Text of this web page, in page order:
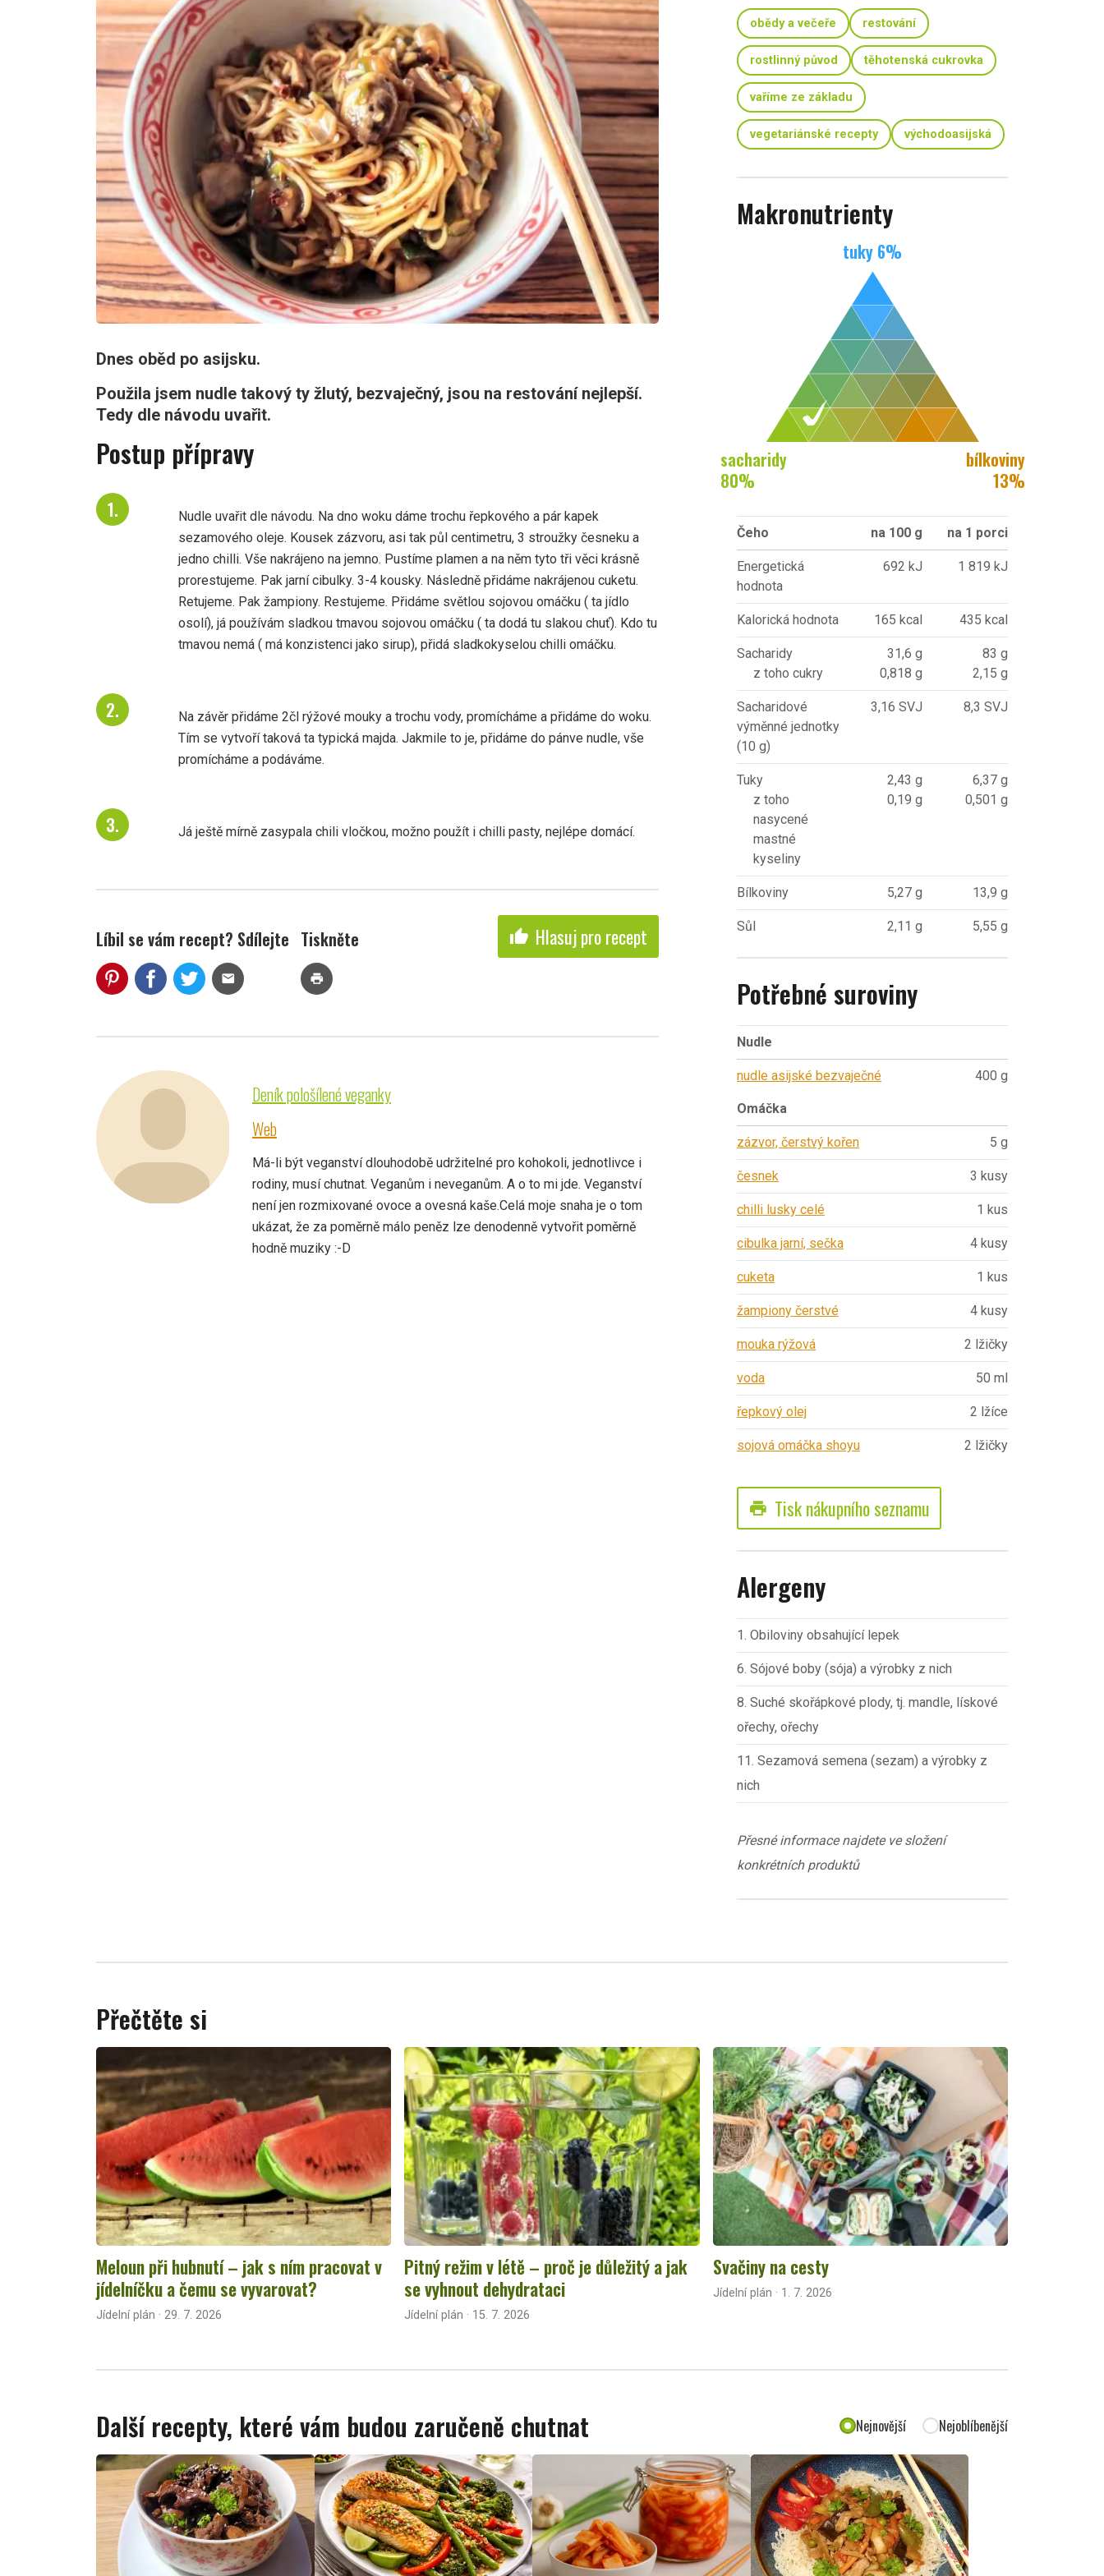
Dnes oběd po asijsku.
Použila jsem nudle takový ty žlutý, bezvaječný, jsou na restování nejlepší.
Tedy dle návodu uvařit.
Postup přípravy
Nudle uvařit dle návodu. Na dno woku dáme trochu řepkového a pár kapek
sezamového oleje. Kousek zázvoru, asi tak půl centimetru, 3 stroužky česneku a
jedno chilli. Vše nakrájeno na jemno. Pustíme plamen a na něm tyto tři věci krásně
prorestujeme. Pak jarní cibulky. 3-4 kousky. Následně přidáme nakrájenou cuketu.
Retujeme. Pak žampiony. Restujeme. Přidáme světlou sojovou omáčku ( ta jídlo
osolí), já používám sladkou tmavou sojovou omáčku ( ta dodá tu slakou chuť). Kdo tu
tmavou nemá ( má konzistenci jako sirup), přidá sladkokyselou chilli omáčku.
Na závěr přidáme 2čl rýžové mouky a trochu vody, promícháme a přidáme do woku.
Tím se vytvoří taková ta typická majda. Jakmile to je, přidáme do pánve nudle, vše
promícháme a podáváme.
Já ještě mírně zasypala chili vločkou, možno použít i chilli pasty, nejlépe domácí.
Líbil se vám recept? Sdílejte
mail
Tiskněte
print
thumb_up Hlasuj pro recept
Deník pološílené veganky
Web
Má-li být veganství dlouhodobě udržitelné pro kohokoli, jednotlivce i
rodiny, musí chutnat. Veganům i neveganům. A o to mi jde. Veganství
není jen rozmixované ovoce a ovesná kaše.Celá moje snaha je o tom
ukázat, že za poměrně málo peněz lze denodenně vytvořit poměrně
hodně muziky :-D
obědy a večeře restování
rostlinný původ těhotenská cukrovka
vaříme ze základu
vegetariánské recepty východoasijská
Makronutrienty
tuky 6%
sacharidy
80%
bílkoviny
13%
Čeho na 100 g na 1 porci
Energetická
hodnota
692 kJ 1 819 kJ
Kalorická hodnota 165 kcal 435 kcal
Sacharidy
z toho cukry
31,6 g
0,818 g
83 g
2,15 g
Sacharidové
výměnné jednotky
(10 g)
3,16 SVJ 8,3 SVJ
Tuky
z toho
nasycené
mastné
kyseliny
2,43 g
0,19 g
6,37 g
0,501 g
Bílkoviny 5,27 g 13,9 g
Sůl 2,11 g 5,55 g
Potřebné suroviny
Nudle
nudle asijské bezvaječné 400 g
Omáčka
zázvor, čerstvý kořen 5 g
česnek 3 kusy
chilli lusky celé 1 kus
cibulka jarní, sečka 4 kusy
cuketa 1 kus
žampiony čerstvé 4 kusy
mouka rýžová 2 lžičky
voda 50 ml
řepkový olej 2 lžíce
sojová omáčka shoyu 2 lžičky
print Tisk nákupního seznamu
Alergeny
1. Obiloviny obsahující lepek
6. Sójové boby (sója) a výrobky z nich
8. Suché skořápkové plody, tj. mandle, lískové
ořechy, ořechy
11. Sezamová semena (sezam) a výrobky z
nich
Přesné informace najdete ve složení
konkrétních produktů
Přečtěte si
Meloun při hubnutí – jak s ním pracovat v
jídelníčku a čemu se vyvarovat?
Jídelní plán · 29. 7. 2026
Pitný režim v létě – proč je důležitý a jak
se vyhnout dehydrataci
Jídelní plán · 15. 7. 2026
Svačiny na cesty
Jídelní plán · 1. 7. 2026
Další recepty, které vám budou zaručeně chutnat Nejnovější Nejoblíbenější